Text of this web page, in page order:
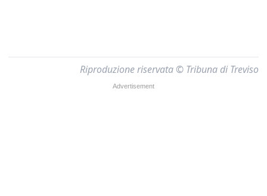
Riproduzione riservata © Tribuna di Treviso